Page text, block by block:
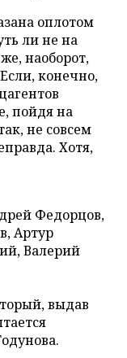
оплотом
ли не на
наоборот,
конечно,
пойдя на
не совсем
Хотя,
Федорцов,
Артур
Валерий
выдав